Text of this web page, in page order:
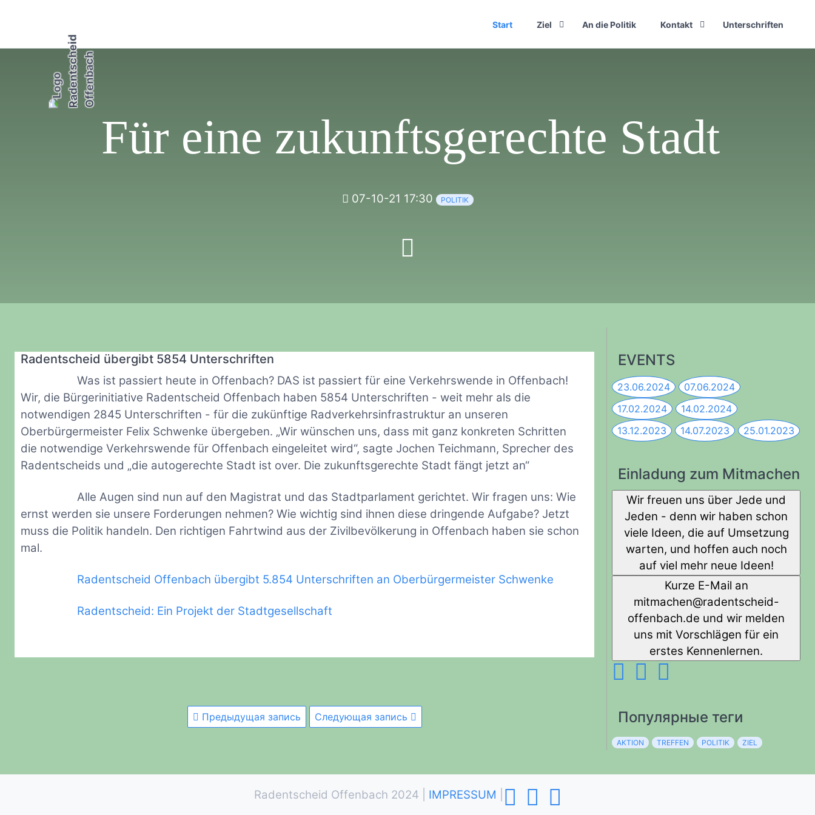
Start Ziel An die Politik Kontakt Unterschriften
Für eine zukunftsgerechte Stadt
07-10-21 17:30 POLITIK
Radentscheid übergibt 5854 Unterschriften
Was ist passiert heute in Offenbach? DAS ist passiert für eine Verkehrswende in Offenbach!
Wir, die Bürgerinitiative Radentscheid Offenbach haben 5854 Unterschriften - weit mehr als die
notwendigen 2845 Unterschriften - für die zukünftige Radverkehrsinfrastruktur an unseren
Oberbürgermeister Felix Schwenke übergeben. „Wir wünschen uns, dass mit ganz konkreten Schritten
die notwendige Verkehrswende für Offenbach eingeleitet wird“, sagte Jochen Teichmann, Sprecher des
Radentscheids und „die autogerechte Stadt ist over. Die zukunftsgerechte Stadt fängt jetzt an“
Alle Augen sind nun auf den Magistrat und das Stadtparlament gerichtet. Wir fragen uns: Wie
ernst werden sie unsere Forderungen nehmen? Wie wichtig sind ihnen diese dringende Aufgabe? Jetzt
muss die Politik handeln. Den richtigen Fahrtwind aus der Zivilbevölkerung in Offenbach haben sie schon
mal.
Radentscheid Offenbach übergibt 5.854 Unterschriften an Oberbürgermeister Schwenke
Radentscheid: Ein Projekt der Stadtgesellschaft
Предыдущая запись Следующая запись
EVENTS
23.06.2024
07.06.2024
17.02.2024
14.02.2024
13.12.2023 14.07.2023 25.01.2023
Einladung zum Mitmachen
Wir freuen uns über Jede und
Jeden - denn wir haben schon
viele Ideen, die auf Umsetzung
warten, und hoffen auch noch
auf viel mehr neue Ideen!
Kurze E-Mail an
diehcstnedar@nehcamtim-
offenbach.de und wir melden
uns mit Vorschlägen für ein
erstes Kennenlernen.
Популярные теги
AKTION TREFFEN POLITIK ZIEL
Radentscheid Offenbach 2024 | IMPRESSUM